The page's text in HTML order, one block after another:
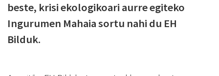
beste, krisi ekologikoari aurre egiteko
Ingurumen Mahaia sortu nahi du EH
Bilduk.